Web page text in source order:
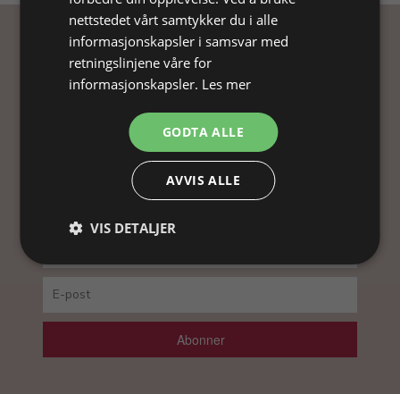
Få inspirasjon
inspirasjon, gode tilbud og tips til din
smykkefremstilling.
Ved å abonnere på vårt nyhetsbrev, godtar du vår
personvernpolitikk.
Abonner
nettstedet vårt samtykker du i alle
informasjonskapsler i samsvar med
retningslinjene våre for
informasjonskapsler. Les mer
GODTA ALLE
AVVIS ALLE
VIS DETALJER